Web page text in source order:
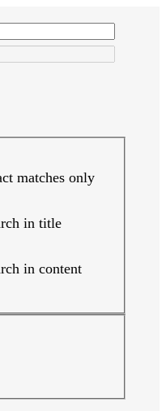
matches only
in title
in content